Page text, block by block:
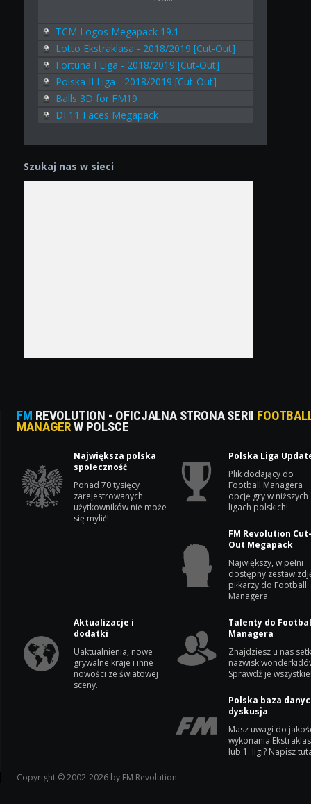
TCM Logos Megapack 19.1
Lotto Ekstraklasa - 2018/2019 [Cut-Out]
Fortuna I Liga - 2018/2019 [Cut-Out]
Polska II Liga - 2018/2019 [Cut-Out]
Balls 3D for FM19
DF11 Faces Megapack
Szukaj nas w sieci
FM REVOLUTION - OFICJALNA STRONA SERII
MANAGERW POLSCE
Największa polska
społeczność
Ponad 70 tysięcy
zarejestrowanych
użytkowników nie może
się mylić!
Polska Liga
Plik dodający do
Football Managera
opcję gry w niższych
ligach polskich!
FM Revolution
Out Megapack
Największy, w pełni
dostępny zestaw
piłkarzy do Football
Managera.
Aktualizacje i
dodatki
Uaktualnienia, nowe
grywalne kraje i inne
nowości ze światowej
sceny.
Talenty do
Managera
Znajdziesz u nas
nazwisk
Sprawdź je
Polska baza
dyskusja
Masz uwagi do
wykonania
lub 1. ligi? Napisz
Copyright © 2002-2026 by FM Revolution